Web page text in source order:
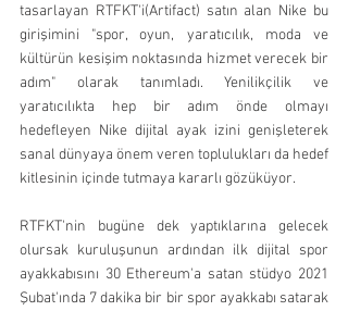
tasarlayan RTFKT'i(Artifact) satın alan Nike bu
girişimini "spor, oyun, yaratıcılık, moda ve
kültürün kesişim noktasında hizmet verecek bir
adım" olarak tanımladı. Yenilikçilik ve
yaratıcılıkta hep bir adım önde olmayı
hedefleyen Nike dijital ayak izini genişleterek
sanal dünyaya önem veren toplulukları da hedef
kitlesinin içinde tutmaya kararlı gözüküyor.
RTFKT'nin bugüne dek yaptıklarına gelecek
olursak kuruluşunun ardından ilk dijital spor
ayakkabısını 30 Ethereum'a satan stüdyo 2021
Şubat'ında 7 dakika bir bir spor ayakkabı satarak